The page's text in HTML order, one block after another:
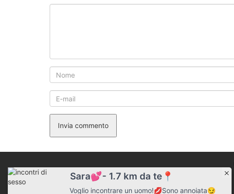
Invia commento
Sara💕- 1.7 km da te📍
Voglio incontrare un uomo!💋Sono annoiata😏